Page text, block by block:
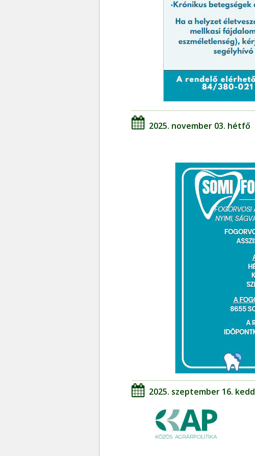
2025. szeptember 16. kedd
2025. november 03. hétfő